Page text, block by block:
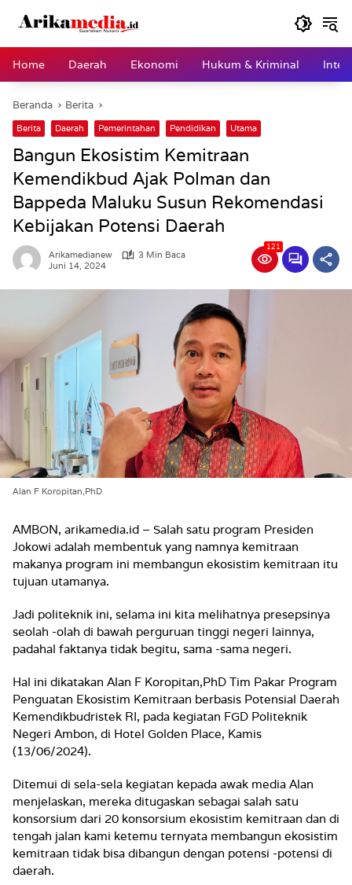
Home
Daerah Ekonomi Hukum & Kriminal
Beranda Berita
Berita Daerah Pemerintahan Pendidikan Utama
Bangun Ekosistim Kemitraan
Kemendikbud Ajak Polman dan
Bappeda Maluku Susun Rekomendasi
Kebijakan Potensi Daerah
Arikamedianew
3 Min Baca
Juni 14, 2024
121
Alan F Koropitan,PhD
AMBON, arikamedia.id – Salah satu program Presiden
Jokowi adalah membentuk yang namnya kemitraan
makanya program ini membangun ekosistim kemitraan itu
tujuan utamanya.
Jadi politeknik ini, selama ini kita melihatnya presepsinya
seolah -olah di bawah perguruan tinggi negeri lainnya,
padahal faktanya tidak begitu, sama -sama negeri.
Hal ini dikatakan Alan F Koropitan,PhD Tim Pakar Program
Penguatan Ekosistim Kemitraan berbasis Potensial Daerah
Kemendikbudristek RI, pada kegiatan FGD Politeknik
Negeri Ambon, di Hotel Golden Place, Kamis
(13/06/2024).
Ditemui di sela-sela kegiatan kepada awak media Alan
menjelaskan, mereka ditugaskan sebagai salah satu
konsorsium dari 20 konsorsium ekosistim kemitraan dan di
tengah jalan kami ketemu ternyata membangun ekosistim
kemitraan tidak bisa dibangun dengan potensi -potensi di
daerah.